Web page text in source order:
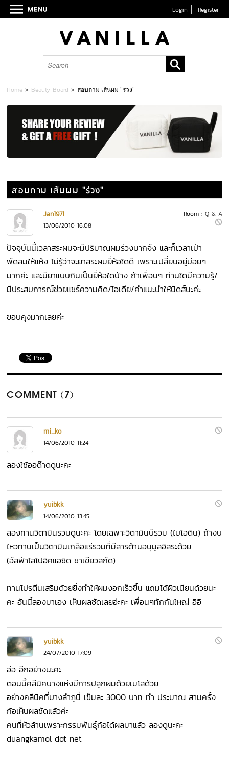
Login Register
Home > Beauty Board >สอบถาม เส้นผม "ร่วง"
สอบถาม เส้นผม "ร่วง"
Room : Q & A
Jan1971
13/06/2010 16:08
ปัจจุบันนี้เวลาสระผมจะมีปริมาณผมร่วงมากจัง และก็เวลาเป่า
พัดลมให้แห้ง ไม่รู้ว่าจะยาสระผมยี่ห้อใดดี เพราะเปลี่ยนอยู่บ่อยๆ
มากค่ะ และมียาแบบกินเป็นยี่ห้อใดบ้าง ถ้าเพื่อนๆ ท่านใดมีความรู้/
มีประสบการณ์ช่วยแชร์ความคิด/ไอเดีย/คำแนะนำให้นิดส์นะค่ะ
ขอบคุงมากเลยค่ะ
COMMENT (7)
mi_ko
14/06/2010 11:24
ลองใช้ออด๊าดดูนะคะ
yuibkk
14/06/2010 13:45
ลองทานวิตามินรวมดูนะคะ โดยเฉพาะวิตามินบีรวม (ไบโอติน) ถ้างบ
ไหวทานเป็นวิตามินเกลือแร่รวมที่มีสารต้านอนุมูลอิสระด้วย
(อัลฟ่าไลโปอิคแอซิด ชาเขียวสกัด)
ทานโปรตีนเสริมด้วยยิ่งทำให้ผมงอกเร็วขึ้น แถมได้ผิวเนียนด้วยนะ
คะ อันนี้ลองมาเอง เห็นผลชัดเลยอ่ะคะ เพื่อนๆทักกันใหญ่ อิอิ
yuibkk
24/07/2010 17:09
อ่อ อีกอย่างนะคะ
ตอนนี้คลีนิคบางแห่งมีการปลูกผมด้วยเมโสด้วย
อย่างคลีนิคที่บางลำภูนี่ เข็มละ 3000 บาท ทำ ประมาณ สามครั้ง
ก้อเห็นผลชัดแล้วค่ะ
คนที่หัวล้านเพราะกรรมพันธุ์ก้อได้ผลมาแล้ว ลองดูนะคะ
duangkamol dot net